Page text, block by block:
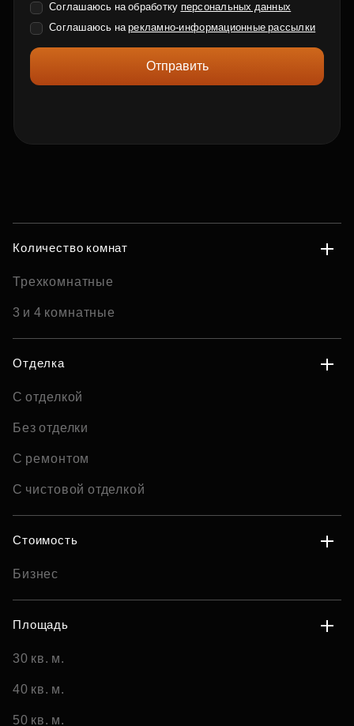
Соглашаюсь на обработку персональных данных
Соглашаюсь нарекламно-информационные рассылки
Отправить
Количество комнат
Трехкомнатные
3 и 4 комнатные
Отделка
С отделкой
Без отделки
С ремонтом
С чистовой отделкой
Стоимость
Бизнес
Площадь
30 кв. м.
40 кв. м.
50 кв. м.